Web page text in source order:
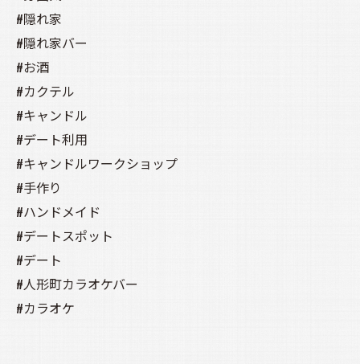
#隠れ家
#隠れ家バー
#お酒
#カクテル
#キャンドル
#デート利用
#キャンドルワークショップ
#手作り
#ハンドメイド
#デートスポット
#デート
#人形町カラオケバー
#カラオケ